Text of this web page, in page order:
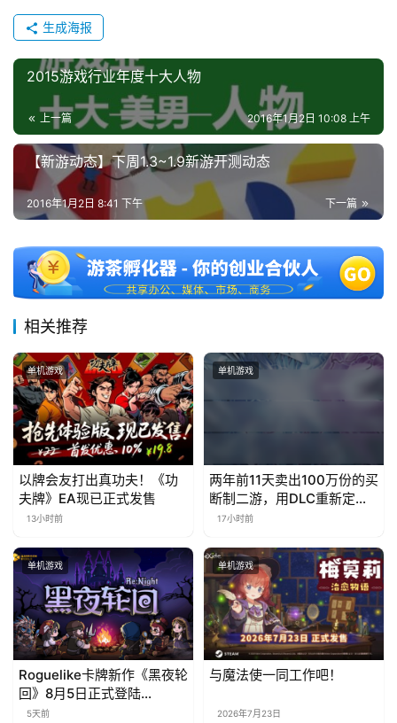
生成海报
2015游戏行业年度十大人物
上一篇 2016年1月2日 10:08 上午
【新游动态】下周1.3~1.9新游开测动态
下一篇
2016年1月2日 8:41 下午
相关推荐
单机游戏
以牌会友打出真功夫！《功
夫牌》EA现已正式发售
13小时前
单机游戏
两年前11天卖出100万份的买
断制二游，用DLC重新定义
行业标杆
17小时前
单机游戏
Roguelike卡牌新作《黑夜轮
回》8月5日正式登陆
Steam，首发9折优惠开启
5天前
单机游戏
与魔法使一同工作吧！
2026年7月23日